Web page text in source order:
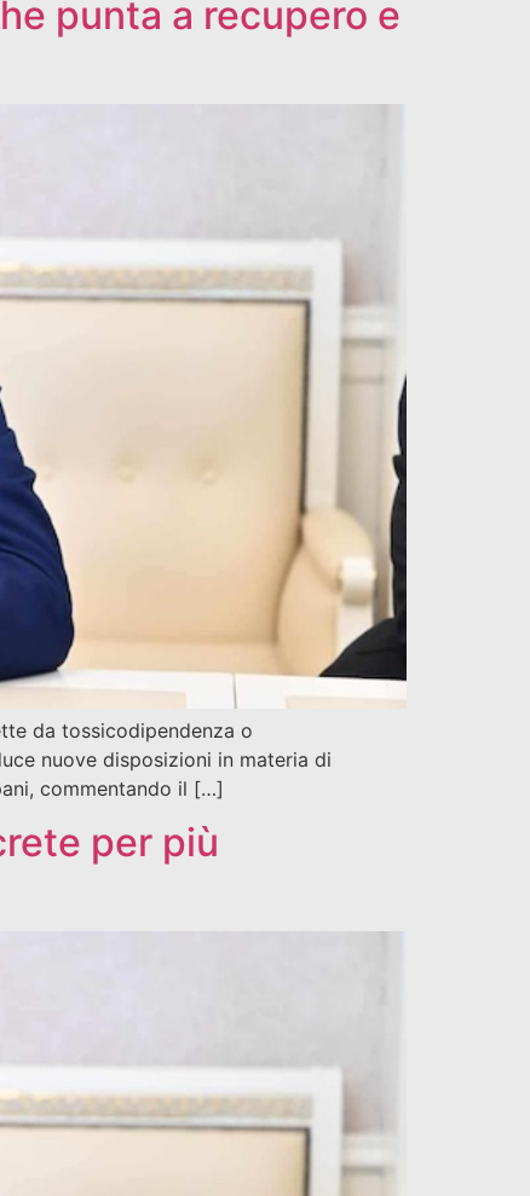
punta a recupero e
da tossicodipendenza o
nuove disposizioni in materia di
commentando il […]
per più